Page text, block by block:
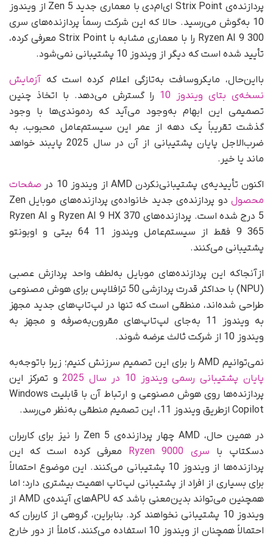
پردازنده‌ی Strix Point ای‌ام‌دی با معماری جدید Zen 5 از ویندوز
10 به‌گوش می‌رسید. حالا که این شرکت رسماً پردازنده‌های سری
Ryzen AI 9 300 را با معماری مشابه با Strix Point معرفی کرده،
تأیید شده است که دیگر از ویندوز 10 پشتیبانی نمی‌شود.
با‌این‌حال، مایکروسافت به‌تازگی اعلام کرده است که آزمایش
نسخه‌ی بتای ویندوز 10
را گسترش می‌دهد. با اتخاذ چنین
تصمیمی این ابهام به‌وجود می‌آید که ردموندی‌ها با وجود
گذشت تقریباً یک دهه از عمر این سیستم‌عامل محبوب، به
ضرب‌الاجل پایان پشتیبانی از آن در سال 2025 پایبند خواهد
ماند یا خیر.
اکنون تأییدیه‌ی پشتیبانی‌نکردن AMD از ویندوز 10 در
صفحات
محصول
دو پردازنده‌ی جدید خانواده‌ی پردازنده‌های موبایل Zen
5 درج شده است. پردازنده‌های Ryzen AI 9 HX 370 و Ryzen AI
9 365 فقط از سیستم‌عامل ویندوز 11 64 بیتی و اوبونتو
پشتیبانی می‌کنند.
ازآنجاکه این پردازنده‌های موبایل به‌لطف واحد پردازش عصبی
(NPU) با حداکثر قدرت پردازشی 50 ترافلاپس برای هوش مصنوعی
طراحی شده‌اند، منطقی است که تنها در لپ‌تاپ‌های جدید مجهز
به ویندوز 11 به‌جای لپ‌تاپ‌های مقرون‌به‌صرفه و مجهز به
ویندوز 10 از شرکت ثالث عرضه شوند.
نمی‌توانیم AMD را برای این تصمیم سرزنش کنیم؛ زیرا با‌توجه‌به
پایان پشتیبانی رسمی ویندوز 10 در سال 2025
و تمرکز این
پردازنده‌ها روی هوش مصنوعی و ارتباط آن با قابلیت Windows
Copilot ازطریق ویندوز 11، این تصمیم منطقی به‌نظر می‌رسد.
در همین حال، AMD چهار پردازنده‌ی Zen 5 را نیز برای کاربران
دسکتاپ با سری Ryzen 9000
معرفی کرده است که این
پردازنده‌ها از ویندوز 10 پشتیبانی می‌کنند. این موضوع احتمالاً
برای بسیاری از افراد از پشتیبانی لپ‌تاپ اهمیت بیشتری دارد؛ اما
همچنین می‌تواند بدین‌معنی باشد که APUهای آینده‌ی AMD از
ویندوز 10 پشتیبانی نخواهند کرد. بنابراین، گروهی از کاربران که
احتمالاً همچنان از ویندوز 10 استفاده می‌کنند، کاملاً از دور خارج